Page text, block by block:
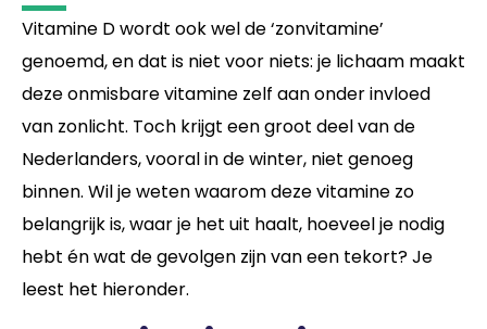
Vitamine D wordt ook wel de ‘zonvitamine’
genoemd, en dat is niet voor niets: je lichaam maakt
deze onmisbare vitamine zelf aan onder invloed
van zonlicht. Toch krijgt een groot deel van de
Nederlanders, vooral in de winter, niet genoeg
binnen. Wil je weten waarom deze vitamine zo
belangrijk is, waar je het uit haalt, hoeveel je nodig
hebt én wat de gevolgen zijn van een tekort? Je
leest het hieronder.